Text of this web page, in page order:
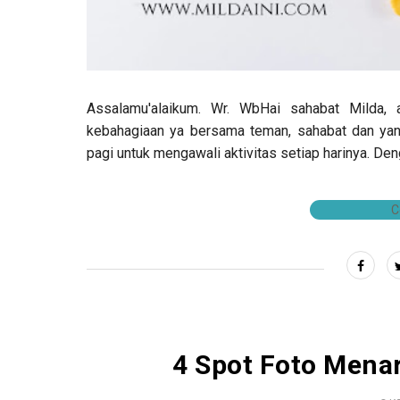
Assalamu'alaikum. Wr. WbHai sahabat
kebahagiaan ya bersama teman, sahabat dan
pagi untuk mengawali aktivitas setiap harinya.
4 Spot Foto